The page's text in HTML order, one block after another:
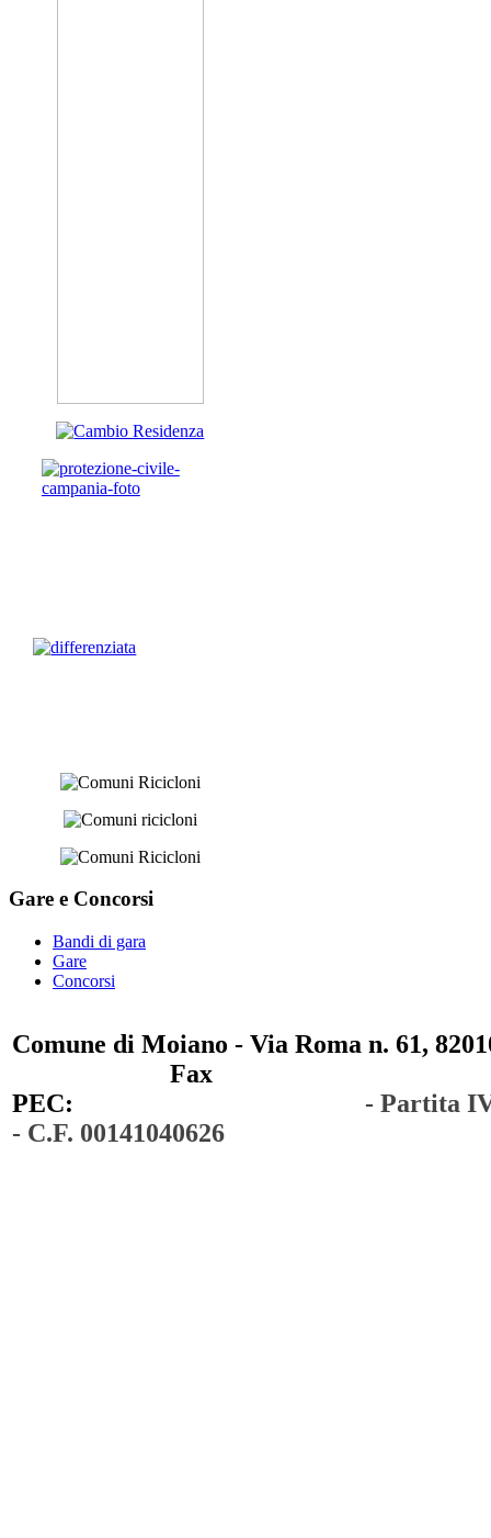
Gare e Concorsi
Bandi di gara
Gare
Concorsi
Comune di Moiano - Via Roma n. 61,
Fax
PEC:
- Partita
- C.F. 00141040626